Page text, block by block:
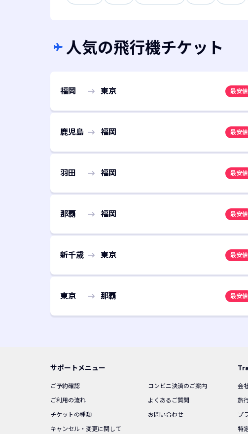
人気の飛行機チケット
福岡 東京 最安値
鹿児島 福岡 最安値
羽田 福岡 最安値
那覇 福岡 最安値
新千歳 東京 最安値
東京 那覇 最安値
サポートメニュー
ご予約確認
ご利用の流れ
チケットの種類
キャンセル・変更に関して
コンビニ決済のご案内
よくあるご質問
お問い合わせ
会
旅
プ
特